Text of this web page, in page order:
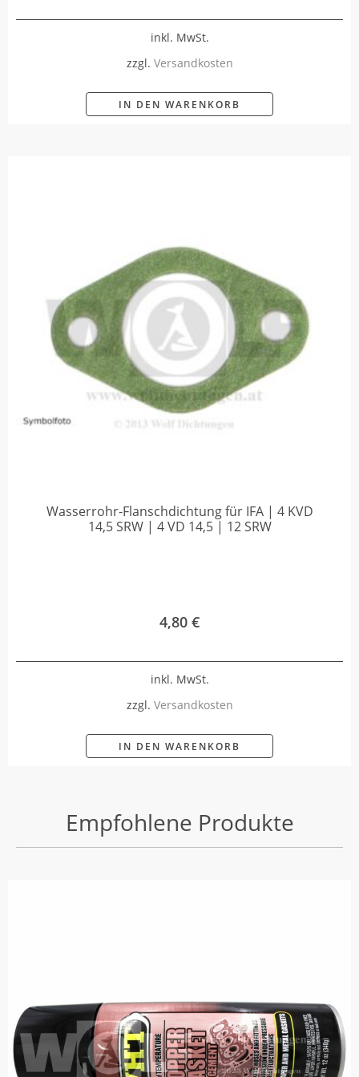
inkl. MwSt.
zzgl. Versandkosten
IN DEN WARENKORB
Wasserrohr-Flanschdichtung für IFA | 4 KVD
14,5 SRW | 4 VD 14,5 | 12 SRW
4,80 €
inkl. MwSt.
zzgl. Versandkosten
IN DEN WARENKORB
Empfohlene Produkte